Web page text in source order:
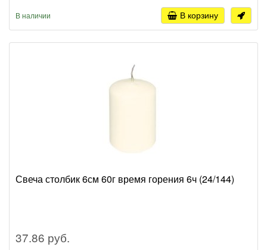
В наличии В корзину
Свеча столбик 6см 60г время горения 6ч (24/144)
37.86 руб.